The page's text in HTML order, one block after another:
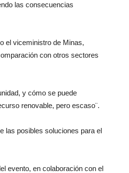
las consecuencias
el viceministro de Minas,
con otros sectores
y cómo se puede
renovable, pero escaso¨.
las posibles soluciones para el
evento, en colaboración con el